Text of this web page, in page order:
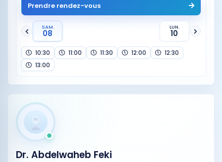
Prendre rendez-vous
SAM.
08
LUN.
10
10:30 11:00 11:30 12:00
12:30
13:00
Dr. Abdelwaheb Feki